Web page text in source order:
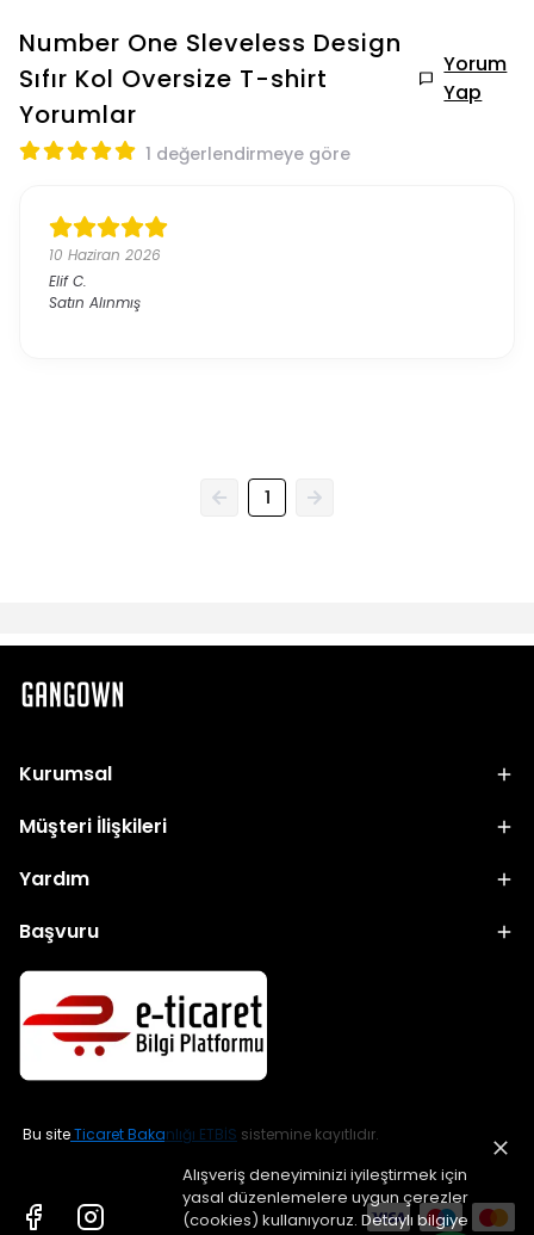
Alışveriş deneyiminizi iyileştirmek için
yasal düzenlemelere uygun çerezler
(cookies) kullanıyoruz. Detaylı bilgiye
Number One Sleveless Design
Sıfır Kol Oversize T-shirt
Yorumlar
Yorum
Yap
1 değerlendirmeye göre
10 Haziran 2026
Elif C.
Satın Alınmış
1
Kurumsal
Müşteri İlişkileri
Yardım
Başvuru
Bu siteTicaret Bakanlığı ETBİS sistemine kayıtlıdır.